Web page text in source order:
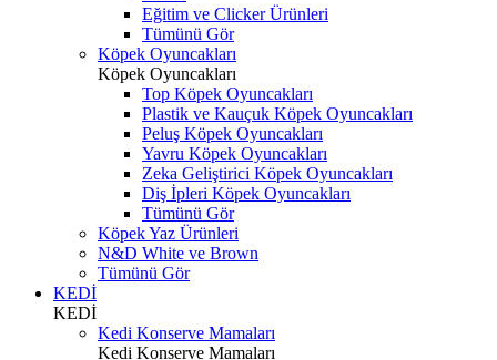
Eğitim ve Clicker Ürünleri
Tümünü Gör
Köpek Oyuncakları
Köpek Oyuncakları
Top Köpek Oyuncakları
Plastik ve Kauçuk Köpek Oyuncakları
Peluş Köpek Oyuncakları
Yavru Köpek Oyuncakları
Zeka Geliştirici Köpek Oyuncakları
Diş İpleri Köpek Oyuncakları
Tümünü Gör
Köpek Yaz Ürünleri
N&D White ve Brown
Tümünü Gör
KEDİ
KEDİ
Kedi Konserve Mamaları
Kedi Konserve Mamaları